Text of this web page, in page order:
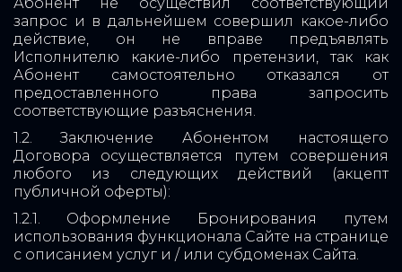
запрос и в дальнейшем совершил какое-либо
действие, он не вправе предъявлять
Исполнителю какие-либо претензии, так как
Абонент самостоятельно отказался от
предоставленного права запросить
соответствующие разъяснения.
1.2. Заключение Абонентом настоящего
Договора осуществляется путем совершения
любого из следующих действий (акцепт
публичной оферты):
1.2.1. Оформление Бронирования путем
использования функционала Сайте на странице
с описанием услуг и / или субдоменах Сайта.